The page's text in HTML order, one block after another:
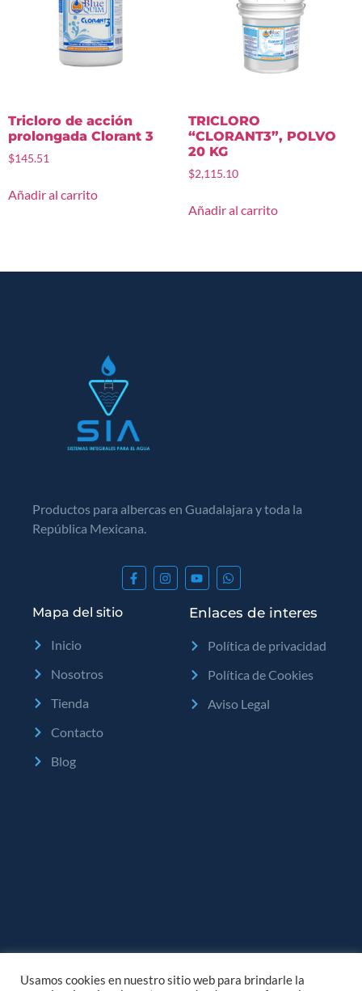
Tricloro de acción
prolongada Clorant 3
$145.51
Añadir al carrito
TRICLORO
“CLORANT3”, POLVO
20 KG
$2,115.10
Añadir al carrito
Productos para albercas en Guadalajara y toda la
República Mexicana.
Mapa del sitio
Inicio
Nosotros
Tienda
Contacto
Blog
Enlaces de interes
Política de privacidad
Política de Cookies
Aviso Legal
Usamos cookies en nuestro sitio web para brindarle la